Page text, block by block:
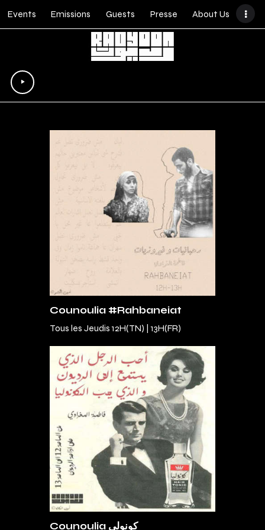
Events Emissions Guests Presse About Us
Lecteur
audio
Counoulia #Rahbaneiat
Tous les Jeudis 12H(TN) | 13H(FR)
Counoulia كونولي